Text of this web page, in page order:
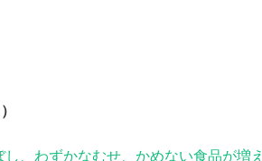
し、わずかなむせ、かめない食品が増え